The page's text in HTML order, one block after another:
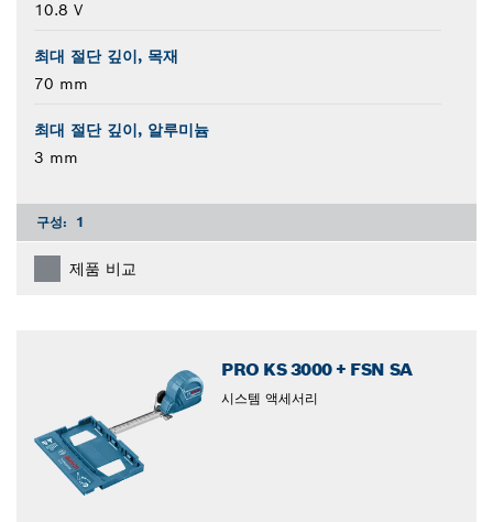
10.8 V
최대 절단 깊이, 목재
70 mm
최대 절단 깊이, 알루미늄
3 mm
구성: 1
제품 비교
PRO KS 3000 + FSN SA
시스템 액세서리